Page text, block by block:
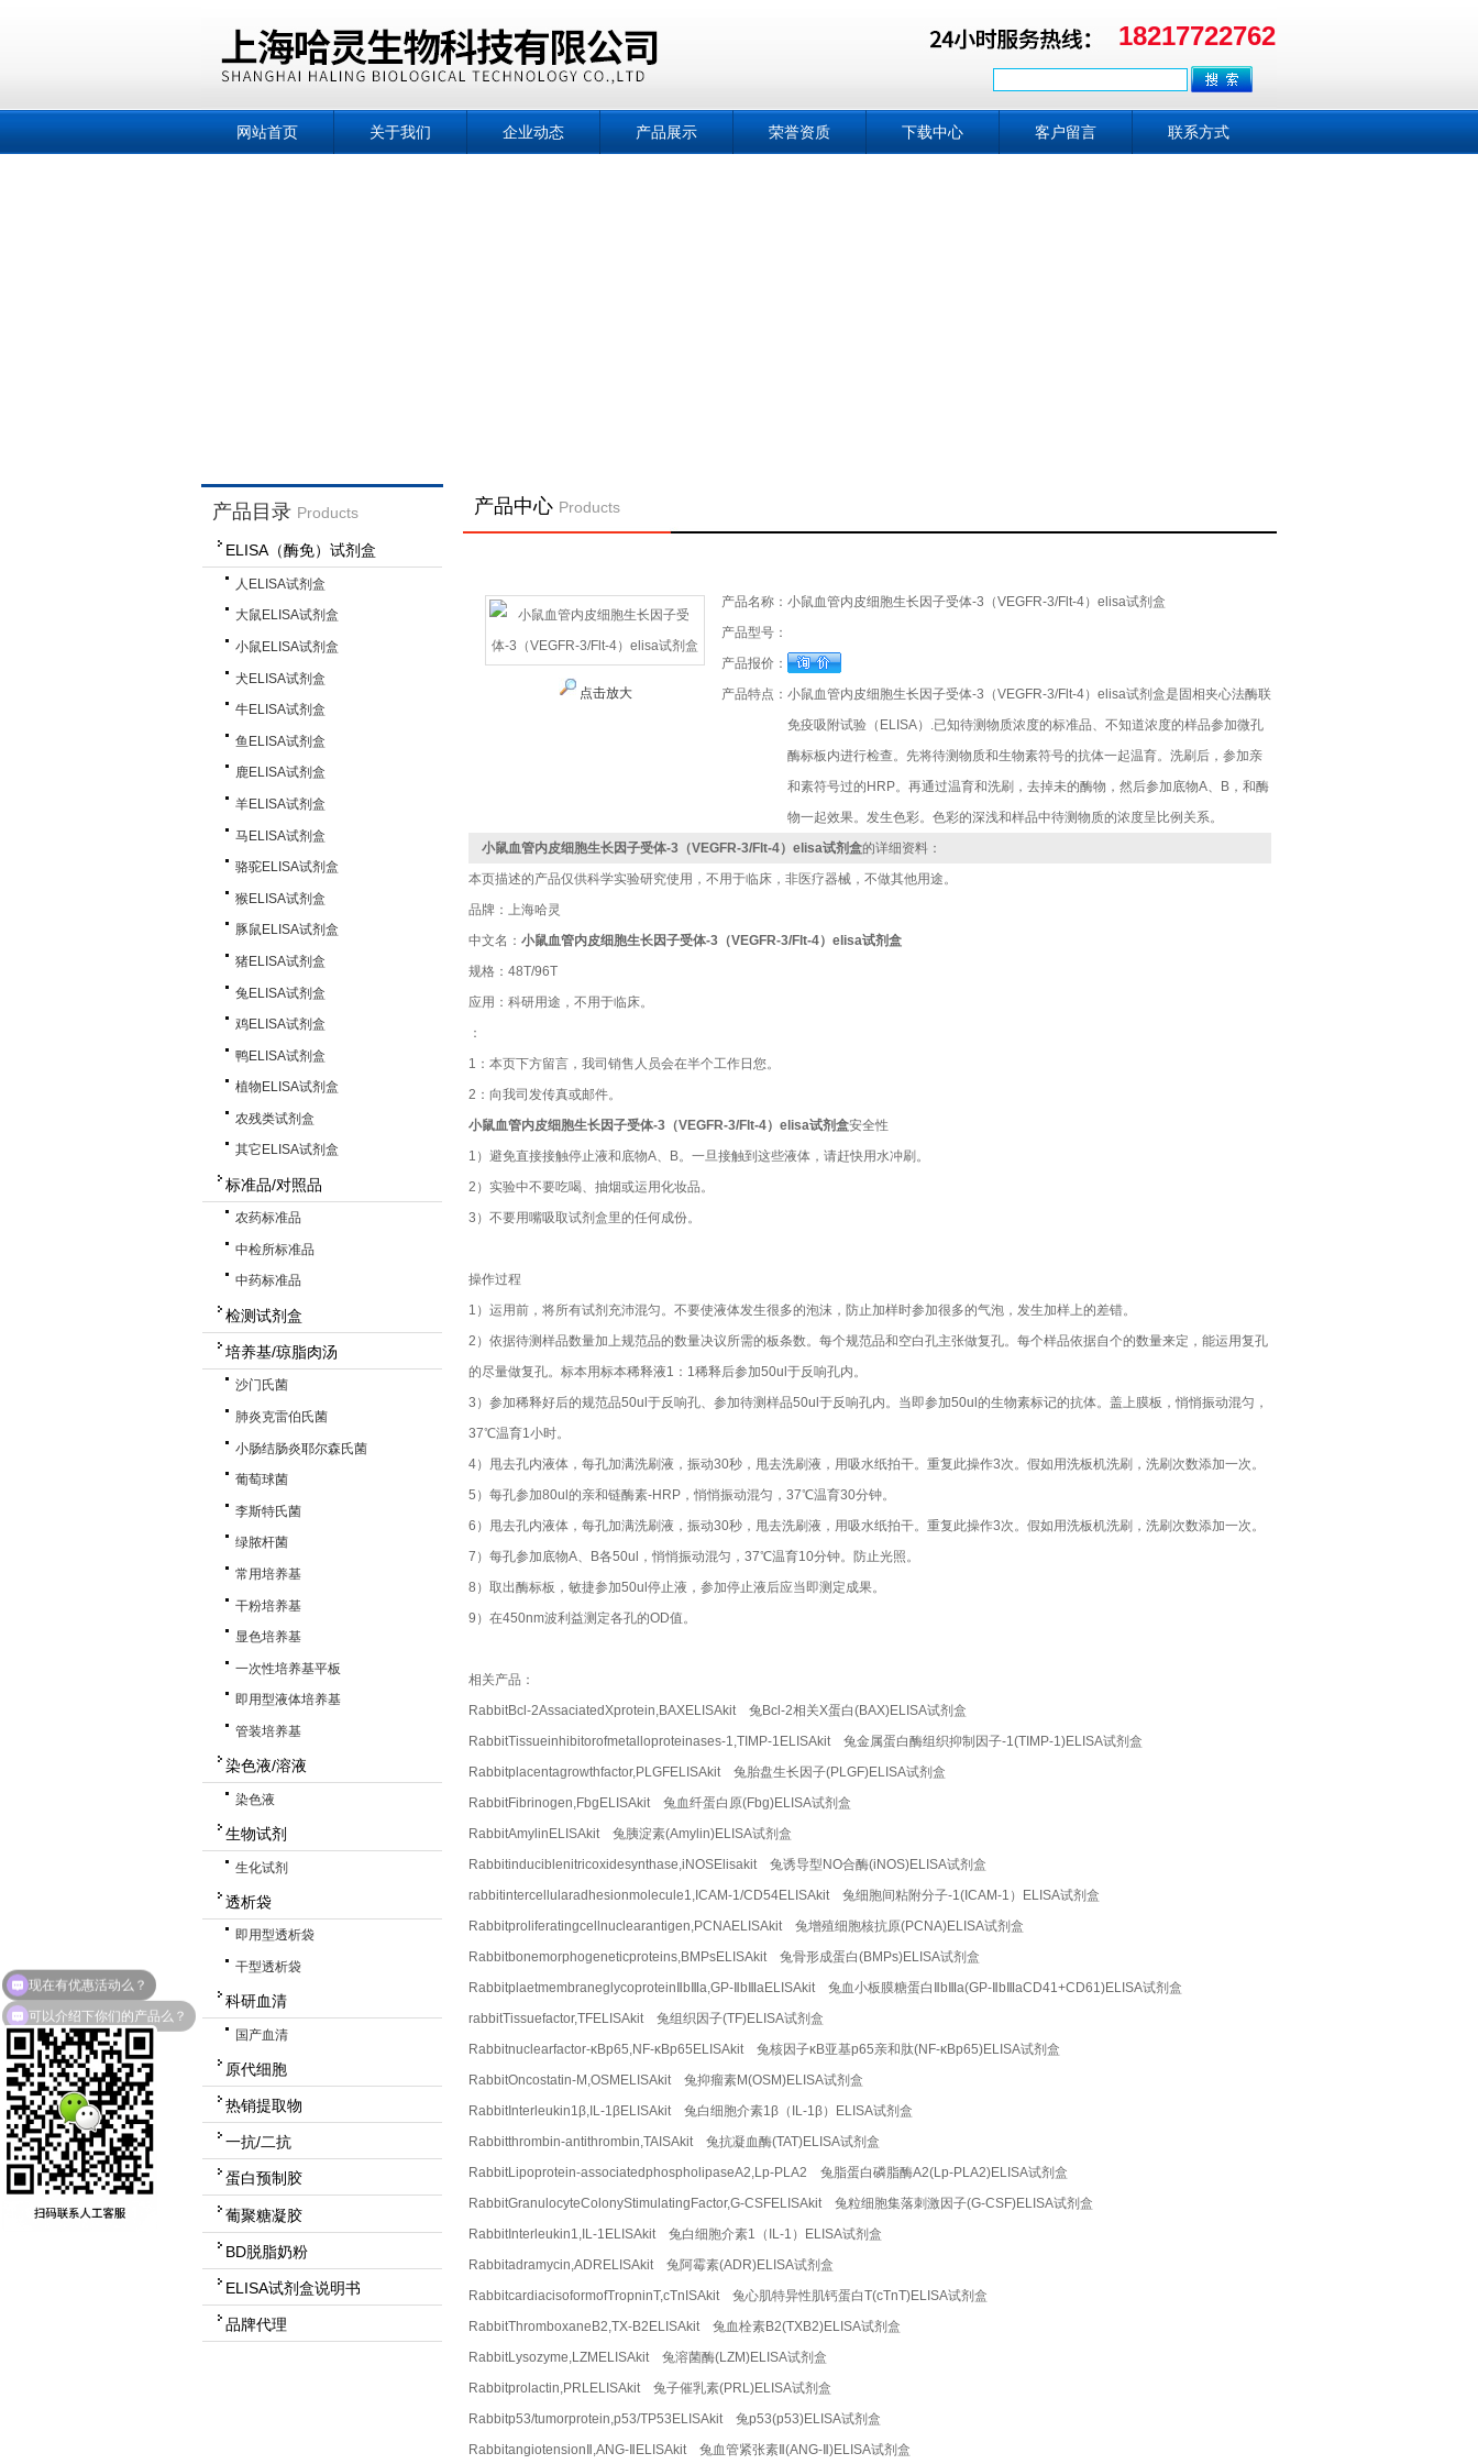
18217722762
网站首页 关于我们 企业动态 产品展示 荣誉资质 下载中心 客户留言 联系方式
产品目录 Products
ELISA（酶免）试剂盒
人ELISA试剂盒
大鼠ELISA试剂盒
小鼠ELISA试剂盒
犬ELISA试剂盒
牛ELISA试剂盒
鱼ELISA试剂盒
鹿ELISA试剂盒
羊ELISA试剂盒
马ELISA试剂盒
骆驼ELISA试剂盒
猴ELISA试剂盒
豚鼠ELISA试剂盒
猪ELISA试剂盒
兔ELISA试剂盒
鸡ELISA试剂盒
鸭ELISA试剂盒
植物ELISA试剂盒
农残类试剂盒
其它ELISA试剂盒
标准品/对照品
农药标准品
中检所标准品
中药标准品
检测试剂盒
培养基/琼脂肉汤
沙门氏菌
肺炎克雷伯氏菌
小肠结肠炎耶尔森氏菌
葡萄球菌
李斯特氏菌
绿脓杆菌
常用培养基
干粉培养基
显色培养基
一次性培养基平板
即用型液体培养基
管装培养基
染色液/溶液
染色液
生物试剂
生化试剂
透析袋
即用型透析袋
干型透析袋
科研血清
国产血清
原代细胞
热销提取物
一抗/二抗
蛋白预制胶
葡聚糖凝胶
BD脱脂奶粉
ELISA试剂盒说明书
品牌代理
产品中心 Products
点击放大
产品名称： 小鼠血管内皮细胞生长因子受体-3（VEGFR-3/Flt-4）elisa试剂盒
产品型号：
产品报价：
产品特点： 小鼠血管内皮细胞生长因子受体-3（VEGFR-3/Flt-4）elisa试剂盒是固相夹心法酶联
免疫吸附试验（ELISA）.已知待测物质浓度的标准品、不知道浓度的样品参加微孔
酶标板内进行检查。先将待测物质和生物素符号的抗体一起温育。洗刷后，参加亲
和素符号过的HRP。再通过温育和洗刷，去掉未的酶物，然后参加底物A、B，和酶
物一起效果。发生色彩。色彩的深浅和样品中待测物质的浓度呈比例关系。
小鼠血管内皮细胞生长因子受体-3（VEGFR-3/Flt-4）elisa试剂盒的详细资料：
本页描述的产品仅供科学实验研究使用，不用于临床，非医疗器械，不做其他用途。
品牌：上海哈灵
中文名： 小鼠血管内皮细胞生长因子受体-3（VEGFR-3/Flt-4）elisa试剂盒
规格：48T/96T
应用：科研用途，不用于临床。
：
1：本页下方留言，我司销售人员会在半个工作日您。
2：向我司发传真或邮件。
小鼠血管内皮细胞生长因子受体-3（VEGFR-3/Flt-4）elisa试剂盒安全性
1）避免直接接触停止液和底物A、B。一旦接触到这些液体，请赶快用水冲刷。
2）实验中不要吃喝、抽烟或运用化妆品。
3）不要用嘴吸取试剂盒里的任何成份。
操作过程
1）运用前，将所有试剂充沛混匀。不要使液体发生很多的泡沫，防止加样时参加很多的气泡，发生加样上的差错。
2）依据待测样品数量加上规范品的数量决议所需的板条数。每个规范品和空白孔主张做复孔。每个样品依据自个的数量来定，能运用复孔
的尽量做复孔。标本用标本稀释液1：1稀释后参加50ul于反响孔内。
3）参加稀释好后的规范品50ul于反响孔、参加待测样品50ul于反响孔内。当即参加50ul的生物素标记的抗体。盖上膜板，悄悄振动混匀，
37℃温育1小时。
4）甩去孔内液体，每孔加满洗刷液，振动30秒，甩去洗刷液，用吸水纸拍干。重复此操作3次。假如用洗板机洗刷，洗刷次数添加一次。
5）每孔参加80ul的亲和链酶素-HRP，悄悄振动混匀，37℃温育30分钟。
6）甩去孔内液体，每孔加满洗刷液，振动30秒，甩去洗刷液，用吸水纸拍干。重复此操作3次。假如用洗板机洗刷，洗刷次数添加一次。
7）每孔参加底物A、B各50ul，悄悄振动混匀，37℃温育10分钟。防止光照。
8）取出酶标板，敏捷参加50ul停止液，参加停止液后应当即测定成果。
9）在450nm波利益测定各孔的OD值。
相关产品：
RabbitBcl-2AssaciatedXprotein,BAXELISAkit 兔Bcl-2相关X蛋白(BAX)ELISA试剂盒
RabbitTissueinhibitorofmetalloproteinases-1,TIMP-1ELISAkit 兔金属蛋白酶组织抑制因子-1(TIMP-1)ELISA试剂盒
Rabbitplacentagrowthfactor,PLGFELISAkit 兔胎盘生长因子(PLGF)ELISA试剂盒
RabbitFibrinogen,FbgELISAkit 兔血纤蛋白原(Fbg)ELISA试剂盒
RabbitAmylinELISAkit 兔胰淀素(Amylin)ELISA试剂盒
Rabbitinduciblenitricoxidesynthase,iNOSElisakit 兔诱导型NO合酶(iNOS)ELISA试剂盒
rabbitintercellularadhesionmolecule1,ICAM-1/CD54ELISAkit 兔细胞间粘附分子-1(ICAM-1）ELISA试剂盒
Rabbitproliferatingcellnuclearantigen,PCNAELISAkit 兔增殖细胞核抗原(PCNA)ELISA试剂盒
Rabbitbonemorphogeneticproteins,BMPsELISAkit 兔骨形成蛋白(BMPs)ELISA试剂盒
RabbitplaetmembraneglycoproteinⅡbⅢa,GP-ⅡbⅢaELISAkit 兔血小板膜糖蛋白ⅡbⅢa(GP-ⅡbⅢaCD41+CD61)ELISA试剂盒
rabbitTissuefactor,TFELISAkit 兔组织因子(TF)ELISA试剂盒
Rabbitnuclearfactor-κBp65,NF-κBp65ELISAkit 兔核因子κB亚基p65亲和肽(NF-κBp65)ELISA试剂盒
RabbitOncostatin-M,OSMELISAkit 兔抑瘤素M(OSM)ELISA试剂盒
RabbitInterleukin1β,IL-1βELISAkit 兔白细胞介素1β（IL-1β）ELISA试剂盒
Rabbitthrombin-antithrombin,TAISAkit 兔抗凝血酶(TAT)ELISA试剂盒
RabbitLipoprotein-associatedphospholipaseA2,Lp-PLA2 兔脂蛋白磷脂酶A2(Lp-PLA2)ELISA试剂盒
RabbitGranulocyteColonyStimulatingFactor,G-CSFELISAkit 兔粒细胞集落刺激因子(G-CSF)ELISA试剂盒
RabbitInterleukin1,IL-1ELISAkit 兔白细胞介素1（IL-1）ELISA试剂盒
Rabbitadramycin,ADRELISAkit 兔阿霉素(ADR)ELISA试剂盒
RabbitcardiacisoformofTropninT,cTnISAkit 兔心肌特异性肌钙蛋白T(cTnT)ELISA试剂盒
RabbitThromboxaneB2,TX-B2ELISAkit 兔血栓素B2(TXB2)ELISA试剂盒
RabbitLysozyme,LZMELISAkit 兔溶菌酶(LZM)ELISA试剂盒
Rabbitprolactin,PRLELISAkit 兔子催乳素(PRL)ELISA试剂盒
Rabbitp53/tumorprotein,p53/TP53ELISAkit 兔p53(p53)ELISA试剂盒
RabbitangiotensionⅡ,ANG-ⅡELISAkit 兔血管紧张素Ⅱ(ANG-Ⅱ)ELISA试剂盒
可以介绍下你们的产品么？